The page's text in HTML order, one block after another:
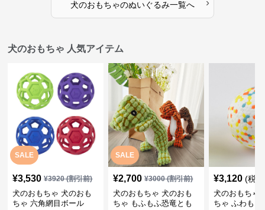
犬のおもちゃのぬいぐるみ一覧へ ›
犬のおもちゃ 人気アイテム
SALE
¥3,530 ¥3920(割引前)
犬のおもちゃ 犬のおも
ちゃ 六角網目ボール
SALE
¥2,700 ¥3000(割引前)
犬のおもちゃ 犬のおも
ちゃ もふもふ恐竜とも
¥3,120 (税
犬のおもちゃ
ちゃ ふわもこ